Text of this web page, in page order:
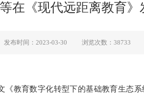
在《现代远距离教育》
发布时间：2023-03-30 浏览次数： 38733
《教育数字化转型下的基础教育生态